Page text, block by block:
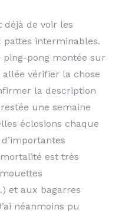
de voir les
pattes interminables.
ping-pong montée sur
vérifier la chose
la description
une semaine
éclosions chaque
est très
et aux bagarres
néanmoins pu